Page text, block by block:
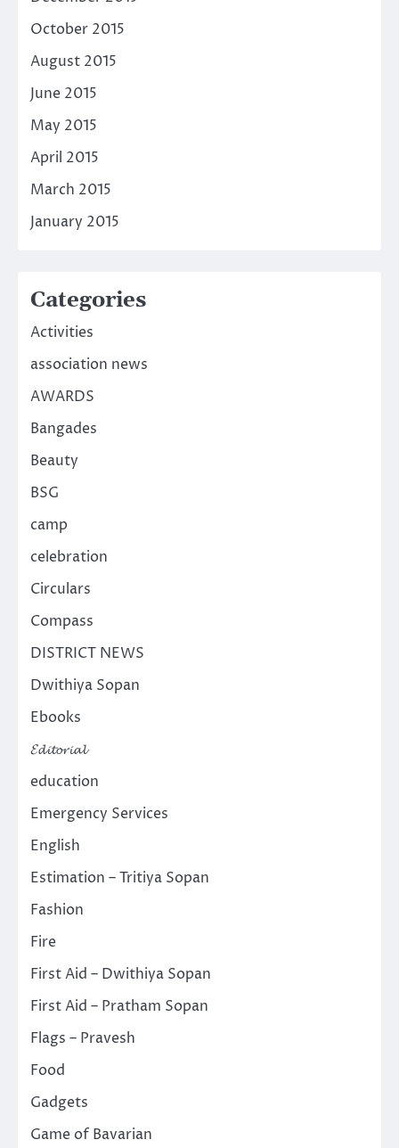
October 2015
August 2015
June 2015
May 2015
April 2015
March 2015
January 2015
Categories
Activities
association news
AWARDS
Bangades
Beauty
BSG
camp
celebration
Circulars
Compass
DISTRICT NEWS
Dwithiya Sopan
Ebooks
𝓔𝓭𝓲𝓽𝓸𝓻𝓲𝓪𝓵
education
Emergency Services
English
Estimation – Tritiya Sopan
Fashion
Fire
First Aid – Dwithiya Sopan
First Aid – Pratham Sopan
Flags – Pravesh
Food
Gadgets
Game of Bavarian